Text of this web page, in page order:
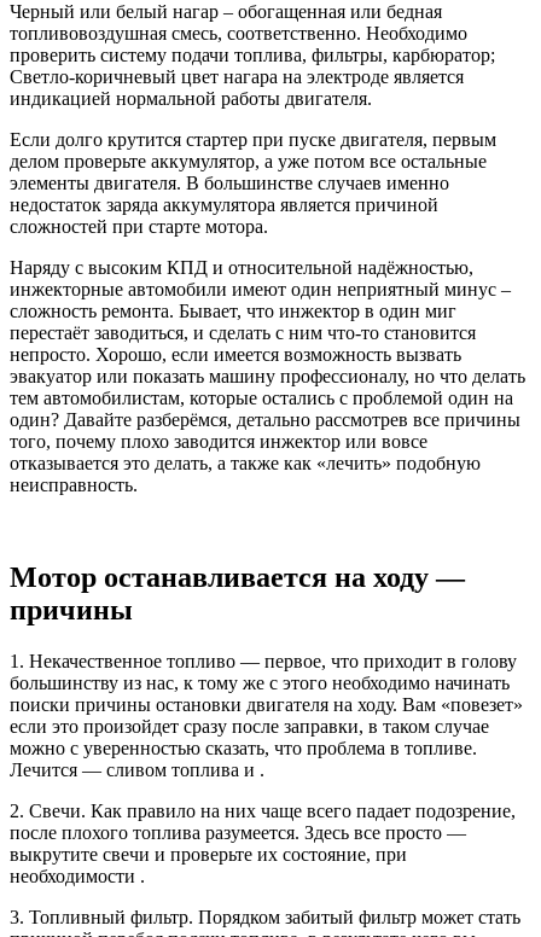
Черный или белый нагар – обогащенная или бедная
топливовоздушная смесь, соответственно. Необходимо
проверить систему подачи топлива, фильтры, карбюратор;
Светло-коричневый цвет нагара на электроде является
индикацией нормальной работы двигателя.
Если долго крутится стартер при пуске двигателя, первым
делом проверьте аккумулятор, а уже потом все остальные
элементы двигателя. В большинстве случаев именно
недостаток заряда аккумулятора является причиной
сложностей при старте мотора.
Наряду с высоким КПД и относительной надёжностью,
инжекторные автомобили имеют один неприятный минус –
сложность ремонта. Бывает, что инжектор в один миг
перестаёт заводиться, и сделать с ним что-то становится
непросто. Хорошо, если имеется возможность вызвать
эвакуатор или показать машину профессионалу, но что делать
тем автомобилистам, которые остались с проблемой один на
один? Давайте разберёмся, детально рассмотрев все причины
того, почему плохо заводится инжектор или вовсе
отказывается это делать, а также как «лечить» подобную
неисправность.
Мотор останавливается на ходу —
причины
1. Некачественное топливо — первое, что приходит в голову
большинству из нас, к тому же с этого необходимо начинать
поиски причины остановки двигателя на ходу. Вам «повезет»
если это произойдет сразу после заправки, в таком случае
можно с уверенностью сказать, что проблема в топливе.
Лечится — сливом топлива и .
2. Свечи. Как правило на них чаще всего падает подозрение,
после плохого топлива разумеется. Здесь все просто —
выкрутите свечи и проверьте их состояние, при
необходимости .
3. Топливный фильтр. Порядком забитый фильтр может стать